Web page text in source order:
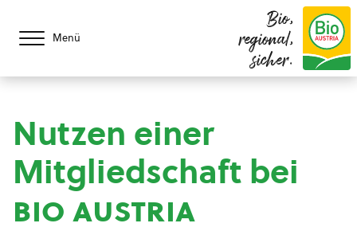
Menü
Bio,
regional,
sicher.
Nutzen einer
Mitgliedschaft bei
bio austria